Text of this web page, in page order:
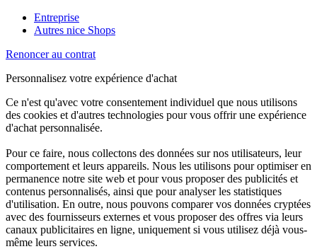
Entreprise
Autres nice Shops
Renoncer au contrat
Personnalisez votre expérience d'achat
Ce n'est qu'avec votre consentement individuel que nous utilisons
des cookies et d'autres technologies pour vous offrir une expérience
d'achat personnalisée.
Pour ce faire, nous collectons des données sur nos utilisateurs, leur
comportement et leurs appareils. Nous les utilisons pour optimiser en
permanence notre site web et pour vous proposer des publicités et
contenus personnalisés, ainsi que pour analyser les statistiques
d'utilisation. En outre, nous pouvons comparer vos données cryptées
avec des fournisseurs externes et vous proposer des offres via leurs
canaux publicitaires en ligne, uniquement si vous utilisez déjà vous-
même leurs services.